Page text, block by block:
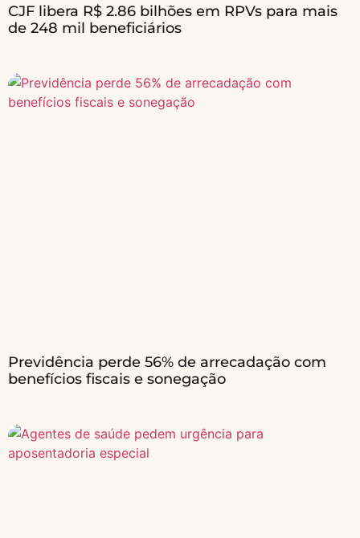
CJF libera R$ 2.86 bilhões em RPVs para mais
de 248 mil beneficiários
Previdência perde 56% de arrecadação com
benefícios fiscais e sonegação